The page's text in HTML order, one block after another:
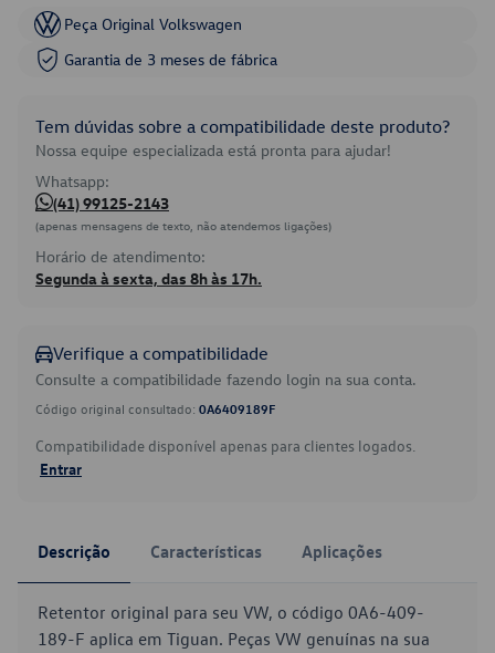
Peça Original Volkswagen
Garantia de 3 meses de fábrica
Tem dúvidas sobre a compatibilidade deste produto?
Nossa equipe especializada está pronta para ajudar!
Whatsapp:
(41) 99125-2143
(apenas mensagens de texto, não atendemos ligações)
Horário de atendimento:
Segunda à sexta, das 8h às 17h.
Verifique a compatibilidade
Consulte a compatibilidade fazendo login na sua conta.
Código original consultado: 0A6409189F
Compatibilidade disponível apenas para clientes logados.
Entrar
Descrição Características Aplicações
Retentor original para seu VW, o código 0A6-409-
189-F aplica em Tiguan. Peças VW genuínas na sua